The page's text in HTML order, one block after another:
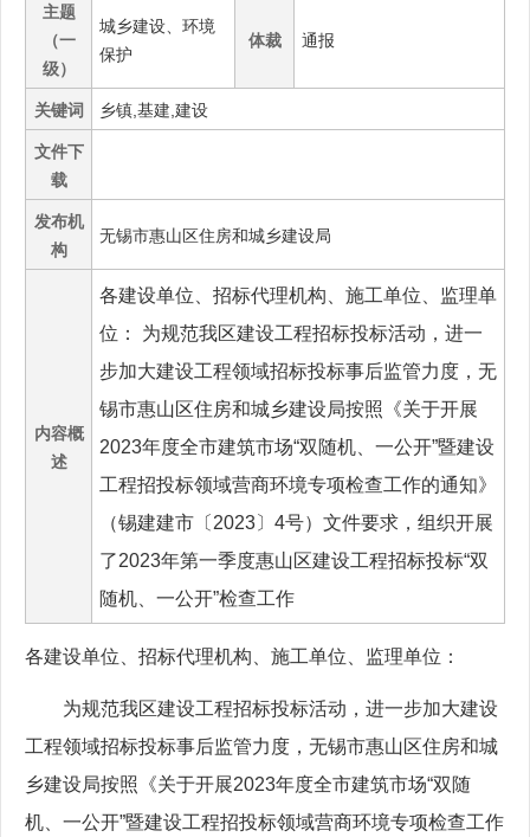
主题
（一
级）
城乡建设、环境
保护
体裁 通报
关键词 乡镇,基建,建设
文件下
载
发布机
构
无锡市惠山区住房和城乡建设局
内容概
述
各建设单位、招标代理机构、施工单位、监理单
位： 为规范我区建设工程招标投标活动，进一
步加大建设工程领域招标投标事后监管力度，无
锡市惠山区住房和城乡建设局按照《关于开展
2023年度全市建筑市场“双随机、一公开”暨建设
工程招投标领域营商环境专项检查工作的通知》
（锡建建市〔2023〕4号）文件要求，组织开展
了2023年第一季度惠山区建设工程招标投标“双
随机、一公开”检查工作
各建设单位、招标代理机构、施工单位、监理单位：
为规范我区建设工程招标投标活动，进一步加大建设
工程领域招标投标事后监管力度，无锡市惠山区住房和城
乡建设局按照《关于开展2023年度全市建筑市场“双随
机、一公开”暨建设工程招投标领域营商环境专项检查工作